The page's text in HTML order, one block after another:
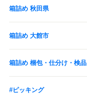
箱詰め 秋田県
箱詰め 大館市
箱詰め 梱包・仕分け・検品
#ピッキング